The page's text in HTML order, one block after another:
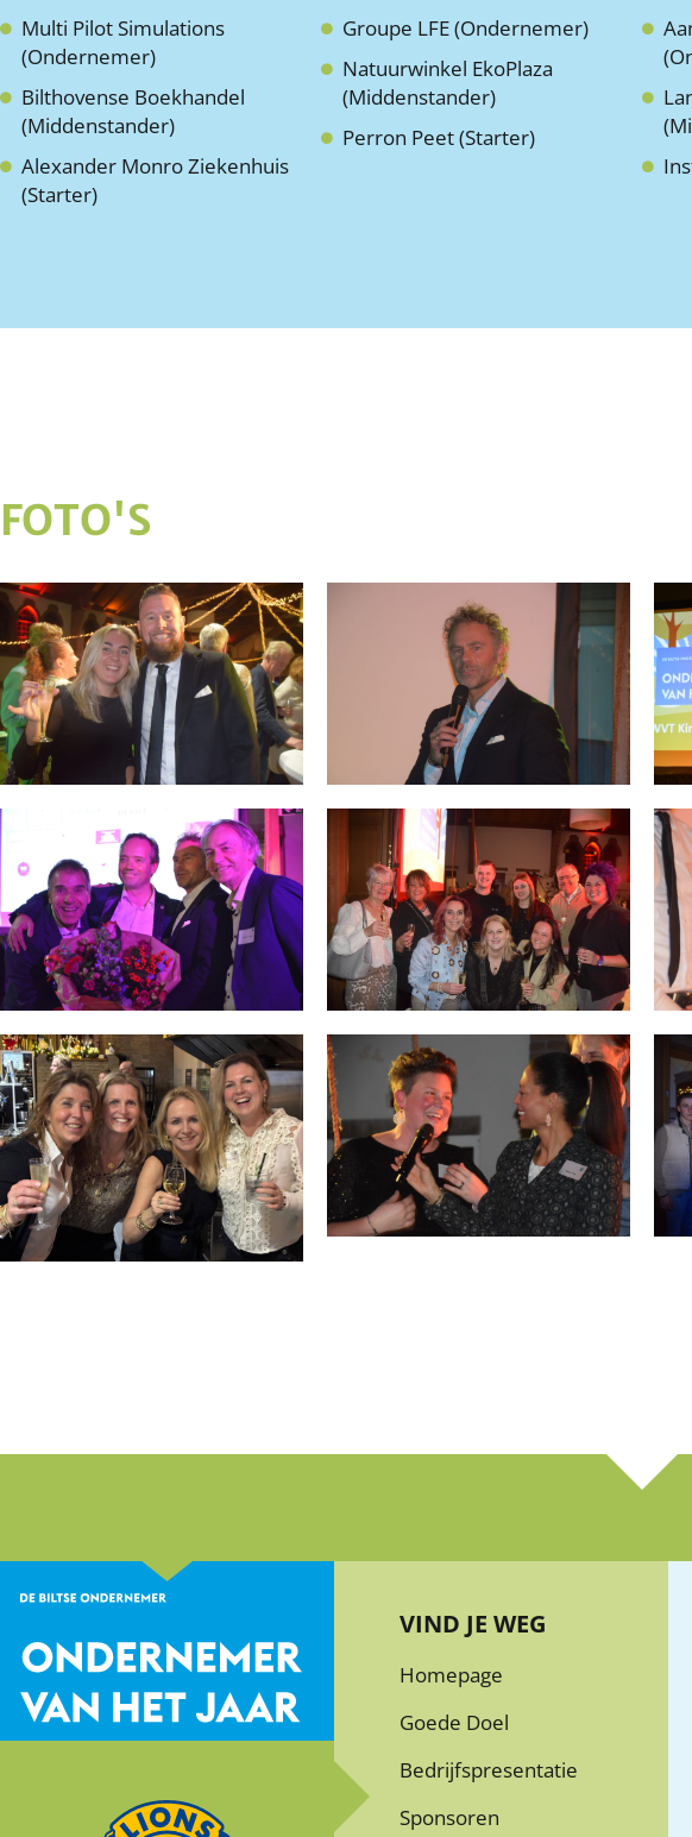
Multi Pilot Simulations
(Ondernemer)
Bilthovense Boekhandel
(Middenstander)
Alexander Monro Ziekenhuis
(Starter)
Groupe LFE (Ondernemer)
Natuurwinkel EkoPlaza
(Middenstander)
Perron Peet (Starter)
FOTO'S
VIND JE WEG
Homepage
Goede Doel
Bedrijfspresentatie
Sponsoren